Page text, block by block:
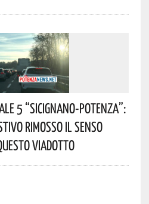
5 “Sicignano-Potenza”:
Rimosso Il Senso
Viadotto